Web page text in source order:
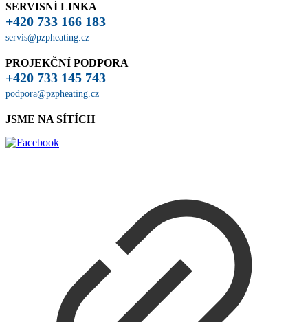
SERVISNÍ LINKA
+420 733 166 183
servis@pzpheating.cz
PROJEKČNÍ PODPORA
+420 733 145 743
podpora@pzpheating.cz
JSME NA SÍTÍCH